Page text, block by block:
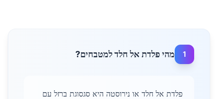
1 מהי פלדת אל חלד למטבחים?
פלדת אל חלד או נירוסטה היא סגסוגת ברזל עם